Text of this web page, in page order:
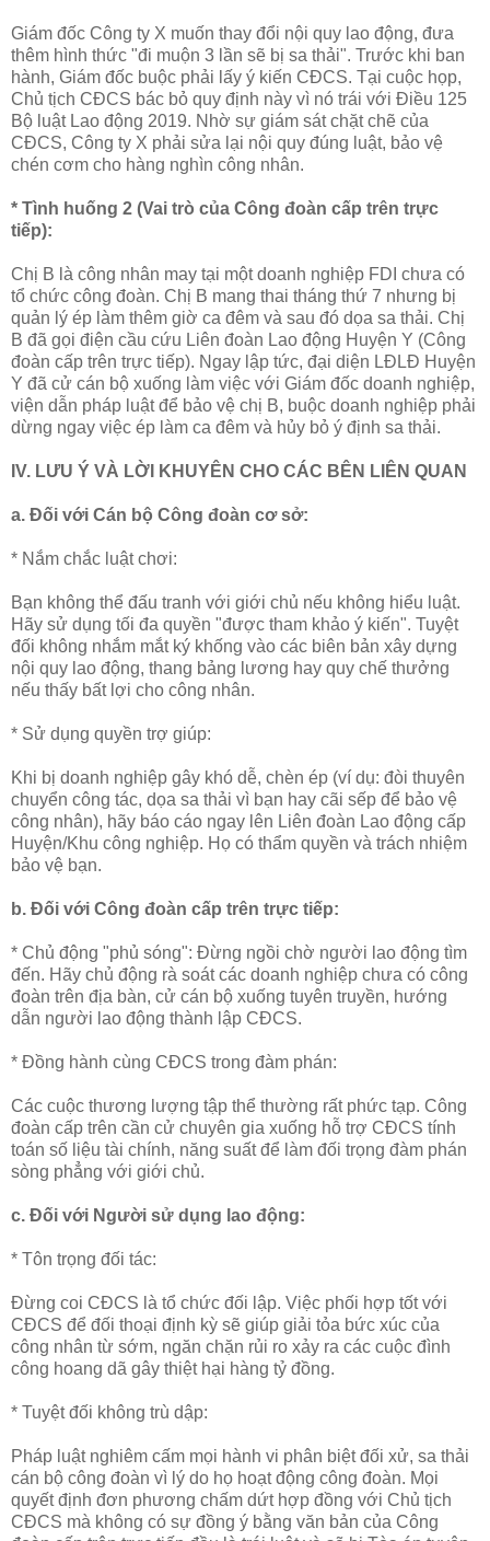
Giám đốc Công ty X muốn thay đổi nội quy lao động, đưa
thêm hình thức "đi muộn 3 lần sẽ bị sa thải". Trước khi ban
hành, Giám đốc buộc phải lấy ý kiến CĐCS. Tại cuộc họp,
Chủ tịch CĐCS bác bỏ quy định này vì nó trái với Điều 125
Bộ luật Lao động 2019. Nhờ sự giám sát chặt chẽ của
CĐCS, Công ty X phải sửa lại nội quy đúng luật, bảo vệ
chén cơm cho hàng nghìn công nhân.
* Tình huống 2 (Vai trò của Công đoàn cấp trên trực
tiếp):
Chị B là công nhân may tại một doanh nghiệp FDI chưa có
tổ chức công đoàn. Chị B mang thai tháng thứ 7 nhưng bị
quản lý ép làm thêm giờ ca đêm và sau đó dọa sa thải. Chị
B đã gọi điện cầu cứu Liên đoàn Lao động Huyện Y (Công
đoàn cấp trên trực tiếp). Ngay lập tức, đại diện LĐLĐ Huyện
Y đã cử cán bộ xuống làm việc với Giám đốc doanh nghiệp,
viện dẫn pháp luật để bảo vệ chị B, buộc doanh nghiệp phải
dừng ngay việc ép làm ca đêm và hủy bỏ ý định sa thải.
IV. LƯU Ý VÀ LỜI KHUYÊN CHO CÁC BÊN LIÊN QUAN
a. Đối với Cán bộ Công đoàn cơ sở:
* Nắm chắc luật chơi:
Bạn không thể đấu tranh với giới chủ nếu không hiểu luật.
Hãy sử dụng tối đa quyền "được tham khảo ý kiến". Tuyệt
đối không nhắm mắt ký khống vào các biên bản xây dựng
nội quy lao động, thang bảng lương hay quy chế thưởng
nếu thấy bất lợi cho công nhân.
* Sử dụng quyền trợ giúp:
Khi bị doanh nghiệp gây khó dễ, chèn ép (ví dụ: đòi thuyên
chuyển công tác, dọa sa thải vì bạn hay cãi sếp để bảo vệ
công nhân), hãy báo cáo ngay lên Liên đoàn Lao động cấp
Huyện/Khu công nghiệp. Họ có thẩm quyền và trách nhiệm
bảo vệ bạn.
b. Đối với Công đoàn cấp trên trực tiếp:
* Chủ động "phủ sóng": Đừng ngồi chờ người lao động tìm
đến. Hãy chủ động rà soát các doanh nghiệp chưa có công
đoàn trên địa bàn, cử cán bộ xuống tuyên truyền, hướng
dẫn người lao động thành lập CĐCS.
* Đồng hành cùng CĐCS trong đàm phán:
Các cuộc thương lượng tập thể thường rất phức tạp. Công
đoàn cấp trên cần cử chuyên gia xuống hỗ trợ CĐCS tính
toán số liệu tài chính, năng suất để làm đối trọng đàm phán
sòng phẳng với giới chủ.
c. Đối với Người sử dụng lao động:
* Tôn trọng đối tác:
Đừng coi CĐCS là tổ chức đối lập. Việc phối hợp tốt với
CĐCS để đối thoại định kỳ sẽ giúp giải tỏa bức xúc của
công nhân từ sớm, ngăn chặn rủi ro xảy ra các cuộc đình
công hoang dã gây thiệt hại hàng tỷ đồng.
* Tuyệt đối không trù dập:
Pháp luật nghiêm cấm mọi hành vi phân biệt đối xử, sa thải
cán bộ công đoàn vì lý do họ hoạt động công đoàn. Mọi
quyết định đơn phương chấm dứt hợp đồng với Chủ tịch
CĐCS mà không có sự đồng ý bằng văn bản của Công